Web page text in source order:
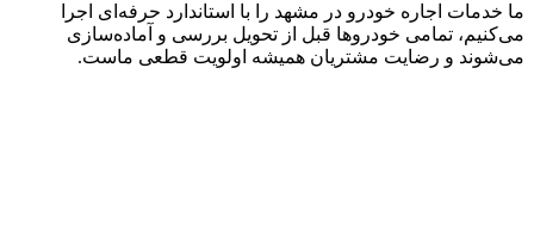
ما خدمات اجاره خودرو در مشهد را با استاندارد حرفه‌ای اجرا
می‌کنیم، تمامی خودروها قبل از تحویل بررسی و آماده‌سازی
می‌شوند و رضایت مشتریان همیشه اولویت قطعی ماست.